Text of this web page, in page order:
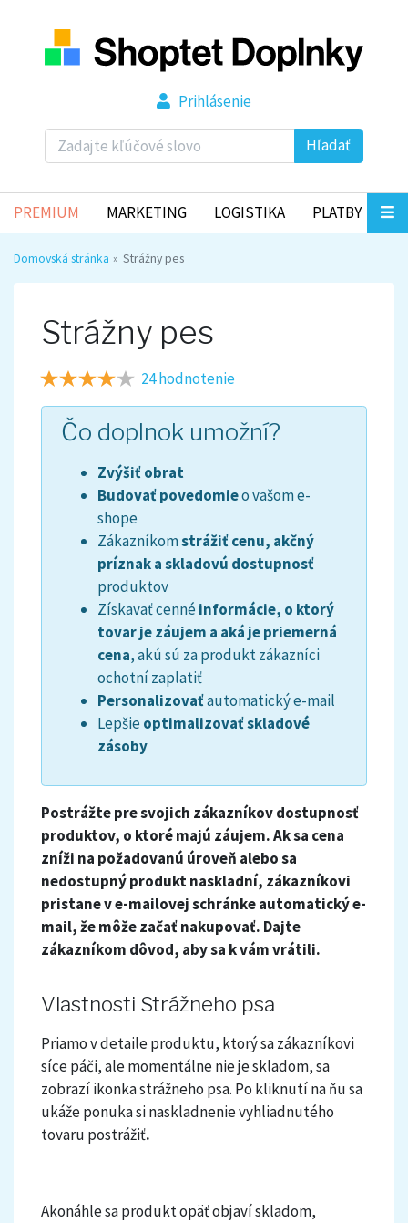
Hľadať
Prihlásenie
PREMIUM MARKETING LOGISTIKA PLATBY
Domovská stránka Strážny pes
Strážny pes
24 hodnotenie
Čo doplnok umožní?
Zvýšiť obrat
Budovať povedomieo vašom e-
shope
Zákazníkomstrážiť cenu, akčný
príznak a skladovú dostupnosť
produktov
Získavať cennéinformácie, o ktorý
tovar je záujem a aká je priemerná
cena, akú sú za produkt zákazníci
ochotní zaplatiť
Personalizovaťautomatický e-mail
Lepšieoptimalizovať skladové
zásoby
Postrážte pre svojich zákazníkov dostupnosť
produktov, o ktoré majú záujem. Ak sa cena
zníži na požadovanú úroveň alebo sa
nedostupný produkt naskladní, zákazníkovi
pristane v e-mailovej schránke automatický e-
mail, že môže začať nakupovať. Dajte
zákazníkom dôvod, aby sa k vám vrátili.
Vlastnosti Strážneho psa
Priamo v detaile produktu, ktorý sa zákazníkovi
síce páči, ale momentálne nie je skladom, sa
zobrazí ikonka strážneho psa. Po kliknutí na ňu sa
ukáže ponuka si naskladnenie vyhliadnutého
tovaru postrážiť.
Akonáhle sa produkt opäť objaví skladom,